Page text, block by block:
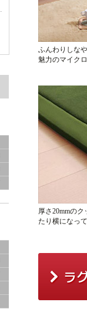
ふんわりしな
魅力のマイク
厚さ20mmの
たり横になっ